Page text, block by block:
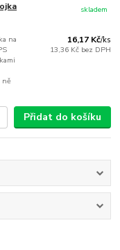
na
ně
16,17 Kč/ks
13,36 Kč bez DPH
skladem
Přidat do košíku